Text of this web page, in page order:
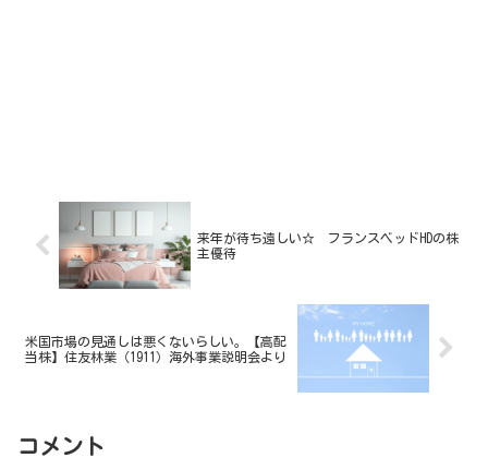
来年が待ち遠しい☆ フランスベッドHDの株
主優待
米国市場の見通しは悪くないらしい。【高配
当株】住友林業（1911）海外事業説明会より
コメント